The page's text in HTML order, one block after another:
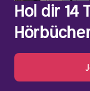
Hol dir 14